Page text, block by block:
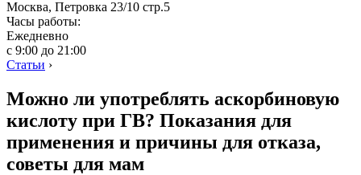
Москва, Петровка 23/10 стр.5
Часы работы:
Ежедневно
с 9:00 до 21:00
Статьи ›
Можно ли употреблять аскорбиновую
кислоту при ГВ? Показания для
применения и причины для отказа,
советы для мам